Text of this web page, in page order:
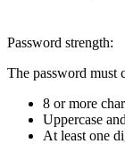
Password strength:
The password must
8 or more
Uppercase
At least one